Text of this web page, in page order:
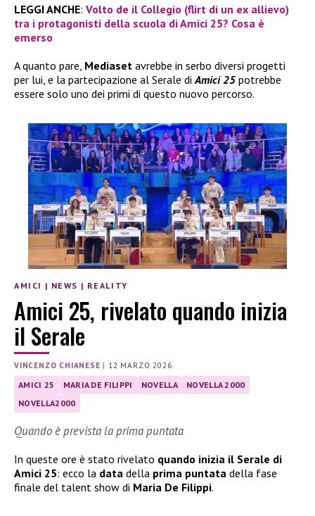
LEGGI ANCHE: Volto de il Collegio (flirt di un ex allievo)
tra i protagonisti della scuola di Amici 25? Cosa è
emerso
A quanto pare, Mediaset avrebbe in serbo diversi progetti
per lui, e la partecipazione al Serale diAmici 25 potrebbe
essere solo uno dei primi di questo nuovo percorso.
AMICI | NEWS | REALITY
Amici 25, rivelato quando inizia
il Serale
VINCENZO CHIANESE | 12 MARZO 2026
AMICI 25 MARIA DE FILIPPI NOVELLA
NOVELLA 2000
NOVELLA2000
Quando è prevista la prima puntata
In queste ore è stato rivelato quando inizia il Serale di
Amici 25: ecco la data della prima puntata della fase
finale del talent show di Maria De Filippi.